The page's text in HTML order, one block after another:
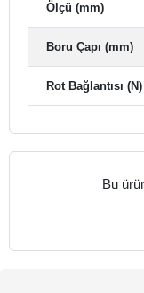
Ölçü (mm)
Boru Çapı (mm)
Rot Bağlantısı (N)
Bu